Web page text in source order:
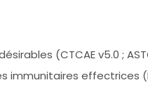
(CTCAE v5.0 ;
immunitaires effectrices